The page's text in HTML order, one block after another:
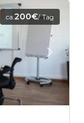
ca.200€/ Tag